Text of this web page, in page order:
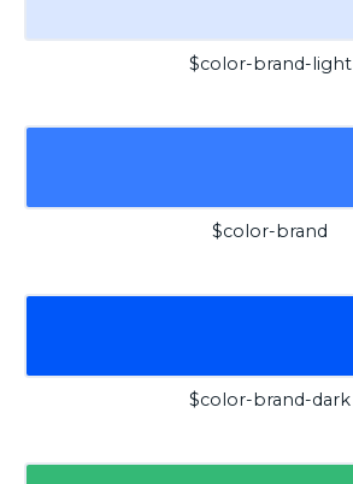
$color-brand-light
$color-brand
$color-brand-dark